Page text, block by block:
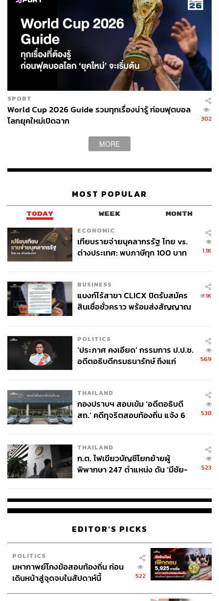
SPORT
World Cup 2026 Guide รวมทุกเรื่องน่ารู้ ก่อนฟุตบอล
โลกยุคใหม่เปิดฉาก
302
MORE
MOST POPULAR
TODAY WEEK MONTH
ECONOMIC
เทียบรายจ่ายบุคลากรรัฐ ไทย vs.
ต่างประเทศ: พบภาษีทุก 100 บาท
1.1K
BUSINESS
แบงก์ไร้สาขา CLICX ปิดรับสมัคร
สินเชื่อชั่วคราว พร้อมส่งสัญญาณ
1K
POLITICS
‘ประภาศ คงเอียด’ กรรมการ ป.ป.ช.
อดีตอธิบดีกรมธนารักษ์ ถึงแก่
569
THAILAND
กองปราบฯ สอบเข้ม ‘อดีตอธิบดี
สถ.’ คดีทุจริตสอบท้องถิ่น แจ้ง 6
538
THAILAND
ก.ต. ไฟเขียวบัญชีโยกย้ายผู้
พิพากษา 247 ตำแหน่ง ดัน ‘มีชัย-
523
EDITOR'S PICKS
POLITICS
มหากาพย์โกงข้อสอบท้องถิ่น ก่อน
เดินหน้าสู่จุดจบในสัปดาห์นี้
522